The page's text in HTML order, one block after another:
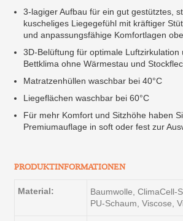
3-lagiger Aufbau für ein gut gestütztes,
kuscheliges Liegegefühl mit kräftiger
und anpassungsfähige Komfortlagen
3D-Belüftung für optimale Luftzirkulation
Bettklima ohne Wärmestau und
Matratzenhüllen waschbar bei 40°C
Liegeflächen waschbar bei 60°C
Für mehr Komfort und Sitzhöhe haben
Premiumauflage in soft oder fest zur
PRODUKTINFORMATIONEN
Material:
Baumwolle, ClimaCell-
PU-Schaum, Viscose,